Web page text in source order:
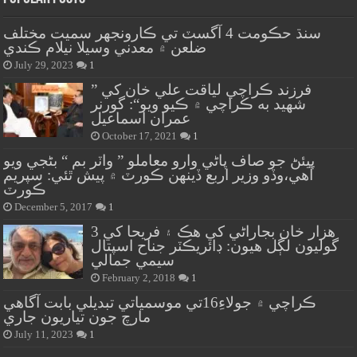
سنڌ حڪومت 4 آگسٽ تي ڪارونجهر سميت مختلف
ضلعن ۾ معدني وسيلا نيلام ڪندي
July 29, 2023 1
” فرزند ڪراچي لياقت علي خان کي
شهيد به ڪراچي ۾ ڪيو ويو“: گورنر
عمران اسماعيل
October 17, 2021 1
پيئڻ جو صاف پاڻي وارو معاملو ” واٽر بم “ بڻجي ويو
آهي،وڏو وزير اربع ڏينهن ڪورٽ ۾ پيش ٿئي: سپريم
ڪورٽ
December 5, 2017 1
هزار خان بجاراڻي کي هڪ ۽ فريحا کي 3
گوليون لڳل هيون: ڊائريڪٽر جناح اسپتال
سيمي جمالي
February 2, 2018 1
ڪراچي ۾ جولاءِ16تي موسمياتي تبديلي بابت آگاهي
مارچ جون تياريون جاري
July 11, 2023 1